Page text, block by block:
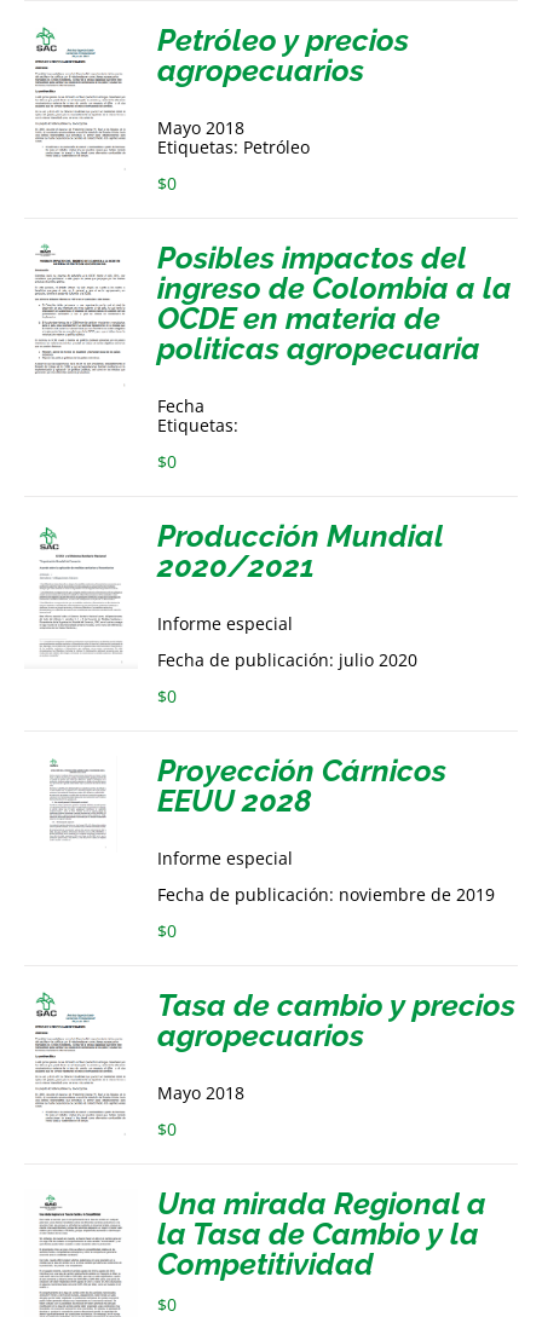
Petróleo y precios
agropecuarios
Mayo 2018
Etiquetas: Petróleo
$0
Posibles impactos del
ingreso de Colombia a la
OCDE en materia de
politicas agropecuaria
Fecha
Etiquetas:
$0
Producción Mundial
2020/2021
Informe especial
Fecha de publicación: julio 2020
$0
Proyección Cárnicos
EEUU 2028
Informe especial
Fecha de publicación: noviembre de 2019
$0
Tasa de cambio y precios
agropecuarios
Mayo 2018
$0
Una mirada Regional a
la Tasa de Cambio y la
Competitividad
$0